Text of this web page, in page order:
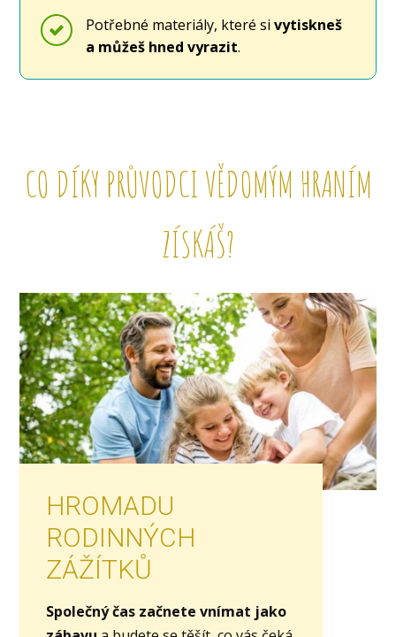
Potřebné materiály, které sivytiskneš
a můžeš hned vyrazit.
CO DÍKY PRŮVODCI VĚDOMÝM HRANÍM
ZÍSKÁŠ?
HROMADU
RODINNÝCH
ZÁŽÍTKŮ
Společný čas začnete vnímat jako